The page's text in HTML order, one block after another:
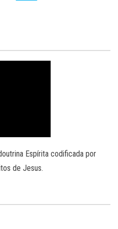
Espírita codificada por
de Jesus.